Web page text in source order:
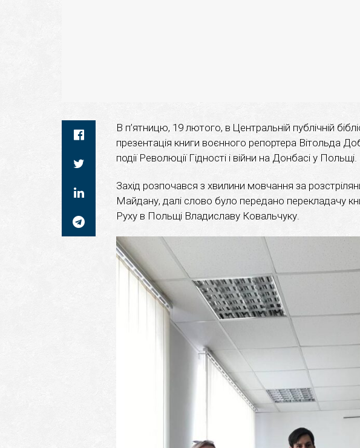
В п’ятницю, 19 лютого, в Центральній публічній
презентація книги воєнного репортера Вітольда
події Революції Гідності і війни на Донбасі у Польщі.
Захід розпочався з хвилини мовчання за
Майдану, далі слово було передано перекладачу
Руху в Польщі Владиславу Ковальчуку.